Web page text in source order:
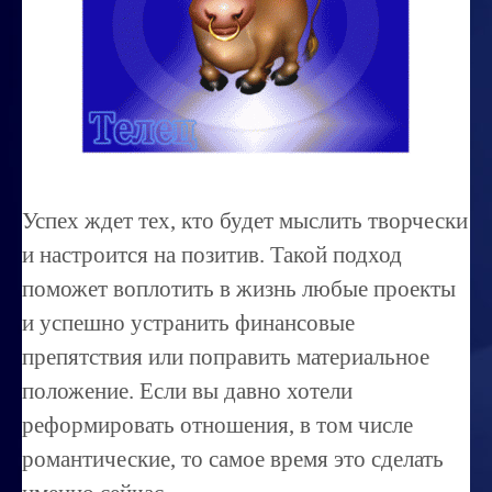
Миссиональность
Королевский гороскоп
Найти идеального партнера
Корректировка характера
Совместимость
Занятия по расшифровке снов
Магия денег
Успех ждет тех, кто будет мыслить творчески
и настроится на позитив. Такой подход
поможет воплотить в жизнь любые проекты
и успешно устранить финансовые
препятствия или поправить материальное
положение. Если вы давно хотели
реформировать отношения, в том числе
романтические, то самое время это сделать